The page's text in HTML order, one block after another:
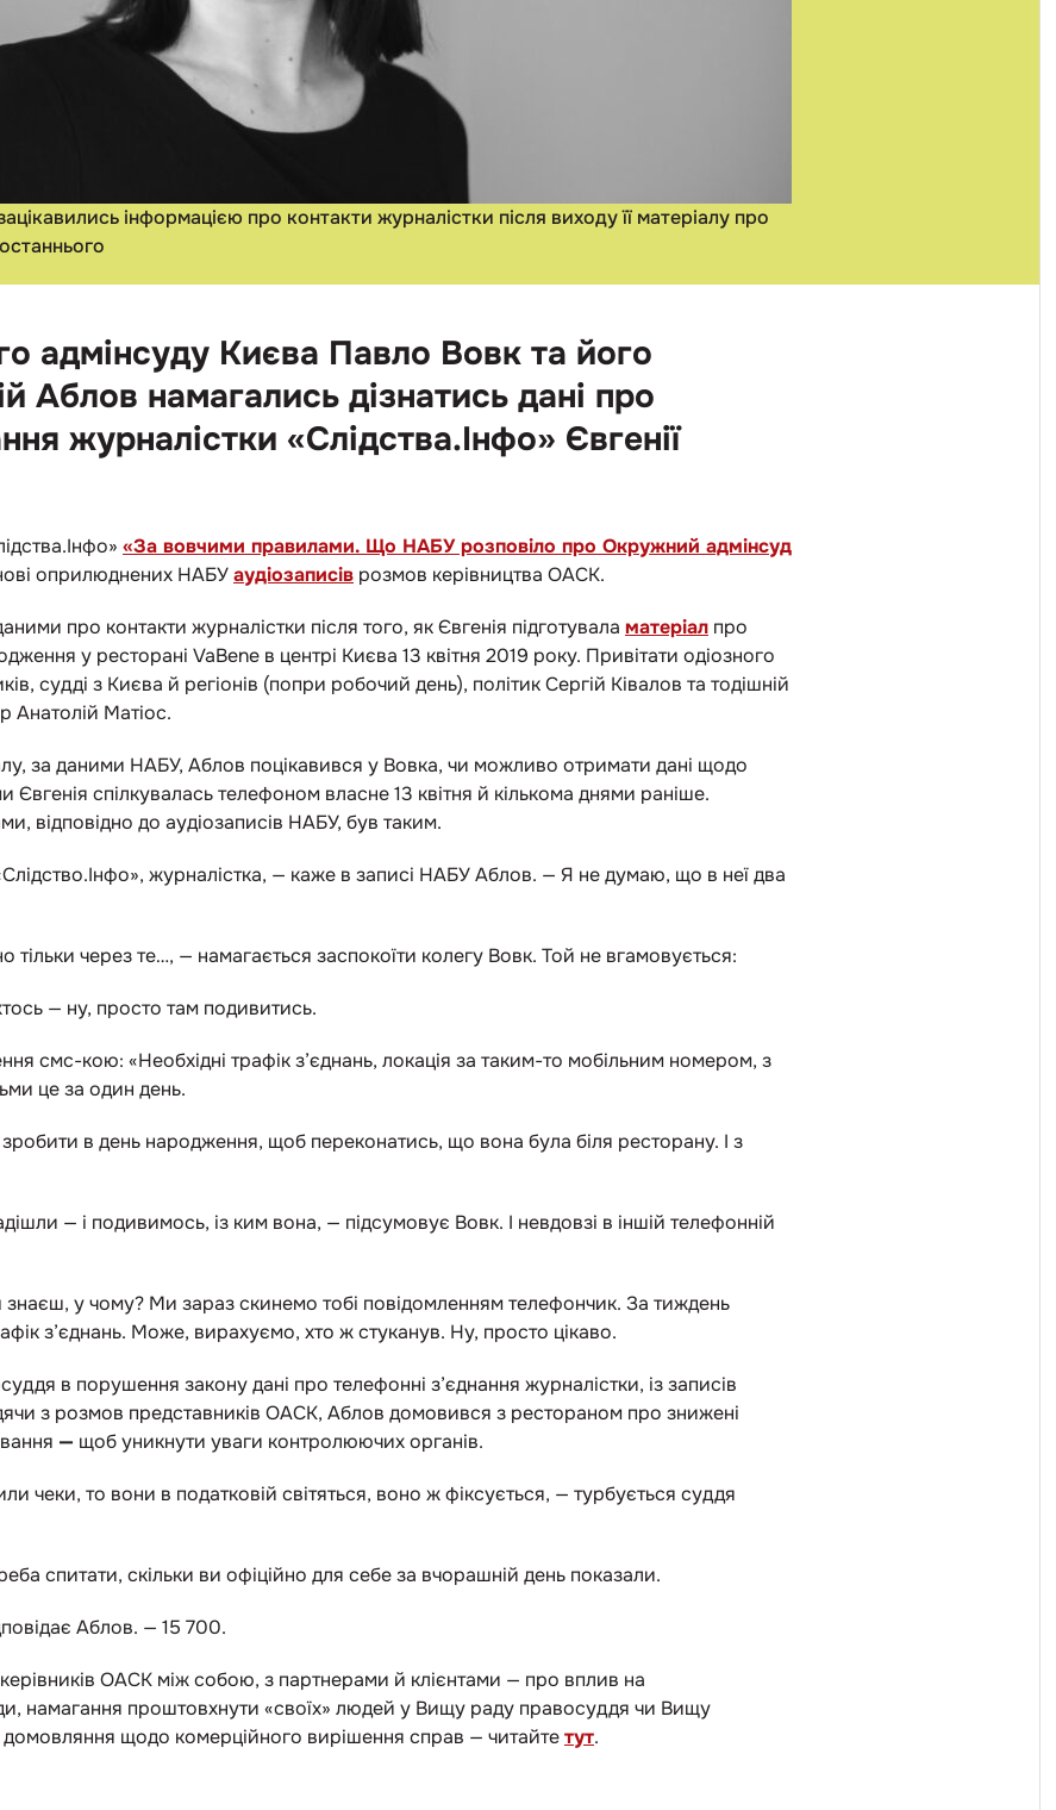
інформацією про контакти журналістки після виходу її матеріалу про
адмінсуду Києва Павло Вовк та його
Аблов намагались дізнатись дані про
журналістки «Слідства.Інфо» Євгенії
«За вовчими правилами. Що НАБУ розповіло про Окружний адмінсуд
оприлюднених НАБУаудіозаписів розмов керівництва ОАСК.
про контакти журналістки після того, як Євгенія підготувала матеріал про
у ресторані VaBene в центрі Києва 13 квітня 2019 року. Привітати одіозного
судді з Києва й регіонів (попри робочий день), політик Сергій Ківалов та тодішній
Анатолій Матіос.
за даними НАБУ, Аблов поцікавився у Вовка, чи можливо отримати дані щодо
Євгенія спілкувалась телефоном власне 13 квітня й кількома днями раніше.
відповідно до аудіозаписів НАБУ, був таким.
журналістка, — каже в записі НАБУ Аблов. — Я не думаю, що в неї два
через те…, — намагається заспокоїти колегу Вовк. Той не вгамовується:
— ну, просто там подивитись.
смс-кою: «Необхідні трафік з’єднань, локація за таким-то мобільним номером, з
це за один день.
в день народження, щоб переконатись, що вона була біля ресторану. І з
— і подивимось, із ким вона, — підсумовує Вовк. І невдовзі в іншій телефонній
у чому? Ми зараз скинемо тобі повідомленням телефончик. За тиждень
з’єднань. Може, вирахуємо, хто ж стуканув. Ну, просто цікаво.
в порушення закону дані про телефонні з’єднання журналістки, із записів
з розмов представників ОАСК, Аблов домовився з рестораном про знижені
— щоб уникнути уваги контролюючих органів.
чеки, то вони в податковій світяться, воно ж фіксується, — турбується суддя
спитати, скільки ви офіційно для себе за вчорашній день показали.
Аблов. — 15 700.
ОАСК між собою, з партнерами й клієнтами — про вплив на
намагання проштовхнути «своїх» людей у Вищу раду правосуддя чи Вищу
домовляння щодо комерційного вирішення справ — читайтетут.